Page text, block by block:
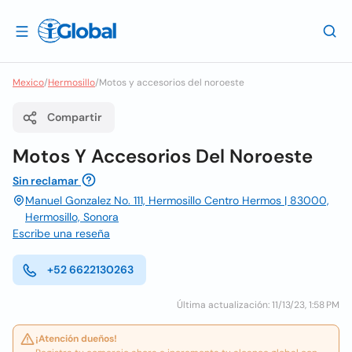
Mexico/Hermosillo/Motos y accesorios del noroeste
Compartir
Motos Y Accesorios Del Noroeste
Sin reclamar
Manuel Gonzalez No. 111, Hermosillo Centro Hermos | 83000,
Hermosillo, Sonora
Escribe una reseña
+52 6622130263
Última actualización: 11/13/23, 1:58 PM
¡Atención dueños!